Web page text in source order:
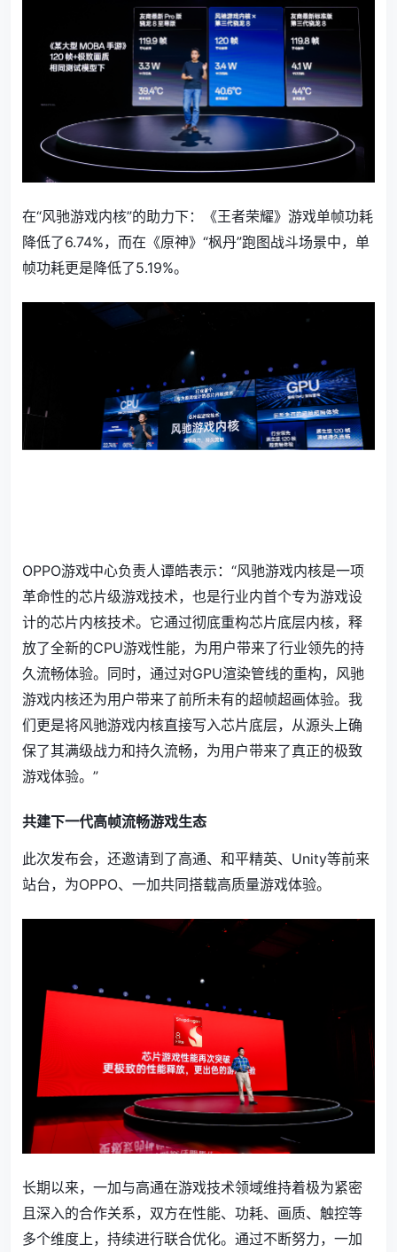
在“风驰游戏内核”的助力下：《王者荣耀》游戏单帧功耗
降低了6.74%，而在《原神》“枫丹”跑图战斗场景中，单
帧功耗更是降低了5.19%。
OPPO游戏中心负责人谭皓表示：“风驰游戏内核是一项
革命性的芯片级游戏技术，也是行业内首个专为游戏设
计的芯片内核技术。它通过彻底重构芯片底层内核，释
放了全新的CPU游戏性能，为用户带来了行业领先的持
久流畅体验。同时，通过对GPU渲染管线的重构，风驰
游戏内核还为用户带来了前所未有的超帧超画体验。我
们更是将风驰游戏内核直接写入芯片底层，从源头上确
保了其满级战力和持久流畅，为用户带来了真正的极致
游戏体验。”
共建下一代高帧流畅游戏生态
此次发布会，还邀请到了高通、和平精英、Unity等前来
站台，为OPPO、一加共同搭载高质量游戏体验。
长期以来，一加与高通在游戏技术领域维持着极为紧密
且深入的合作关系，双方在性能、功耗、画质、触控等
多个维度上，持续进行联合优化。通过不断努力，一加